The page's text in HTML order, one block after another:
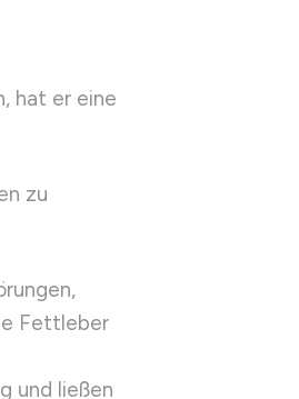
hat er eine
zu
Fettleber
und ließen